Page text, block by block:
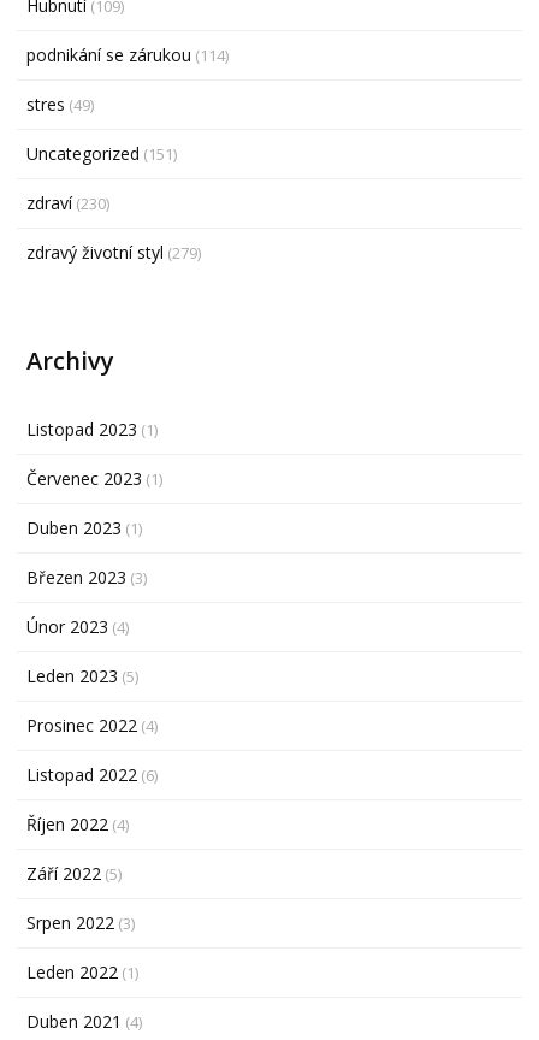
Hubnutí (109)
podnikání se zárukou (114)
stres (49)
Uncategorized (151)
zdraví(230)
zdravý životní styl (279)
Archivy
Listopad 2023 (1)
Červenec 2023 (1)
Duben 2023 (1)
Březen 2023 (3)
Únor 2023 (4)
Leden 2023 (5)
Prosinec 2022 (4)
Listopad 2022 (6)
Říjen 2022 (4)
Září 2022 (5)
Srpen 2022 (3)
Leden 2022 (1)
Duben 2021 (4)